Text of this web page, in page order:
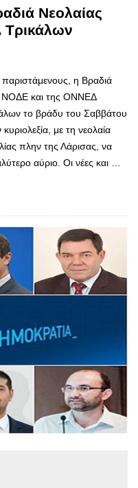
Νεολαίας
η Βραδιά
ΝΟΔΕ και της ΟΝΝΕΔ
το βράδυ του Σαββάτου
με τη νεολαία
πλην της Λάρισας, να
αύριο. Οι νέες και …